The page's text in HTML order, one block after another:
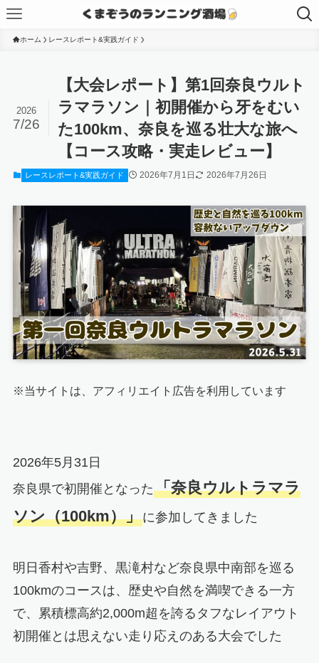
ホーム レースレポート&実践ガイド
【大会レポート】第1回奈良ウルト
ラマラソン｜初開催から牙をむい
た100km、奈良を巡る壮大な旅へ
【コース攻略・実走レビュー】
2026
7/26
レースレポート&実践ガイド 2026年7月1日 2026年7月26日
※当サイトは、アフィリエイト広告を利用しています
2026年5月31日
奈良県で初開催となった「奈良ウルトラマラ
ソン（100km）」に参加してきました
明日香村や吉野、黒滝村など奈良県中南部を巡る
100kmのコースは、歴史や自然を満喫できる一方
で、累積標高約2,000m超を誇るタフなレイアウト
初開催とは思えない走り応えのある大会でした